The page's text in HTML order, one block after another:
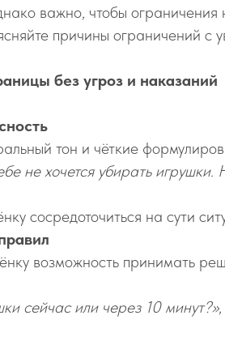
важно, чтобы ограничения
причины ограничений с
без угроз и наказаний
тон и чёткие
не хочется убирать
сосредоточиться на сути
возможность принимать
сейчас или через 10 минут?»,